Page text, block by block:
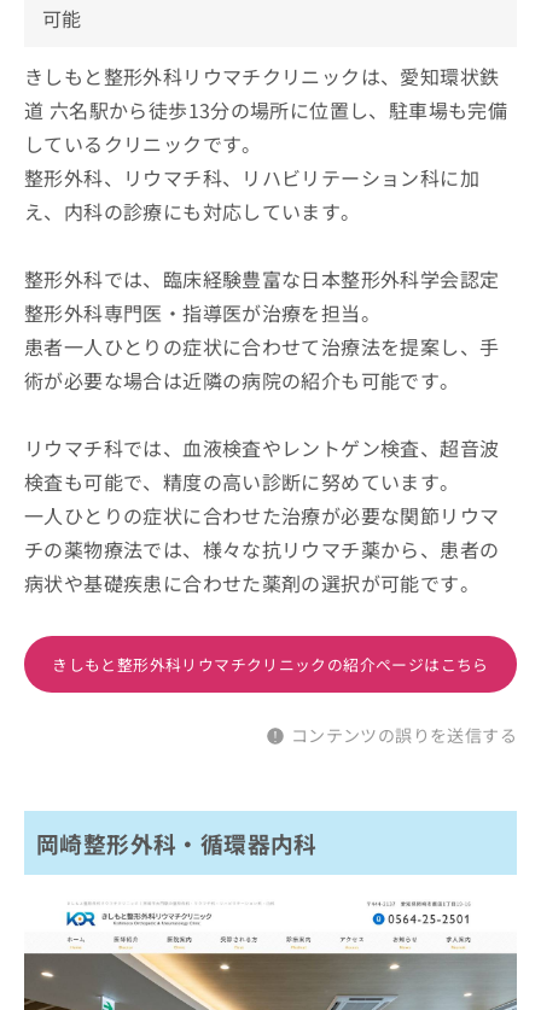
可能
きしもと整形外科リウマチクリニックは、愛知環状鉄
道 六名駅から徒歩13分の場所に位置し、駐車場も完備
しているクリニックです。
整形外科、リウマチ科、リハビリテーション科に加
え、内科の診療にも対応しています。
整形外科では、臨床経験豊富な日本整形外科学会認定
整形外科専門医・指導医が治療を担当。
患者一人ひとりの症状に合わせて治療法を提案し、手
術が必要な場合は近隣の病院の紹介も可能です。
リウマチ科では、血液検査やレントゲン検査、超音波
検査も可能で、精度の高い診断に努めています。
一人ひとりの症状に合わせた治療が必要な関節リウマ
チの薬物療法では、様々な抗リウマチ薬から、患者の
病状や基礎疾患に合わせた薬剤の選択が可能です。
きしもと整形外科リウマチクリニックの紹介ページはこちら
コンテンツの誤りを送信する
岡崎整形外科・循環器内科